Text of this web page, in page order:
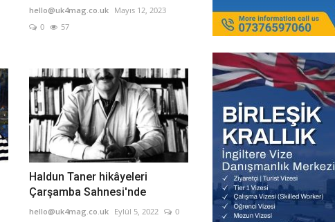
hello@uk4mag.co.uk
Mayıs 12, 2023
0
57
Haldun Taner hikâyeleri
Çarşamba Sahnesi'nde
hello@uk4mag.co.uk Eylül 5, 2022
0